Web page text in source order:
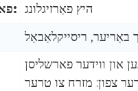
פארזיגלען און שעפּן: היץ פאַרזיגלונג
באַריער, ריסייקלאַבאַל
און ווידער פארשליסן
צפון: מזרח צו טרער